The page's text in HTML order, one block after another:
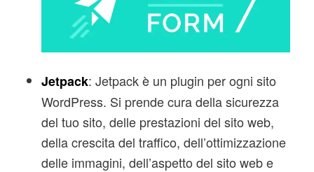
Jetpack: Jetpack è un plugin per ogni sito
WordPress. Si prende cura della sicurezza
del tuo sito, delle prestazioni del sito web,
della crescita del traffico, dell’ottimizzazione
delle immagini, dell’aspetto del sito web e